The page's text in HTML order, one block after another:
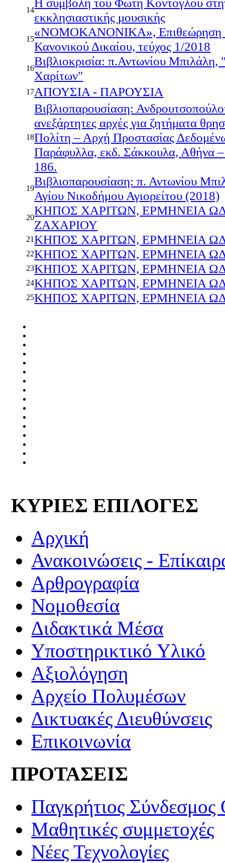
14
εκκλησιαστικής μουσικής
15
«ΝΟΜΟΚΑΝΟΝΙΚΑ», Επιθεώρηση
Κανονικού Δικαίου, τεύχος 1/2018
16
Βιβλιοκρισία: π.Αντωνίου
Χαρίτων"
17ΑΠΟΥΣΙΑ - ΠΑΡΟΥΣΙΑ
18
Βιβλιοπαρουσίαση:
ανεξάρτητες αρχές για ζητήματα
Πολίτη – Αρχή Προστασίας
Παράφυλλα, εκδ. Σάκκουλα, Αθήνα
186.
19
Βιβλιοπαρουσίαση: π. Αντωνίου
Αγίου Νικοδήμου Αγιορείτου (2018)
20
KHΠΟΣ ΧΑΡΙΤΩΝ, ΕΡΜΗΝΕΙΑ
ΖΑΧΑΡΙΟΥ
21KHΠΟΣ ΧΑΡΙΤΩΝ, ΕΡΜΗΝΕΙΑ
22KHΠΟΣ ΧΑΡΙΤΩΝ, ΕΡΜΗΝΕΙΑ
23KHΠΟΣ ΧΑΡΙΤΩΝ, ΕΡΜΗΝΕΙΑ
24KHΠΟΣ ΧΑΡΙΤΩΝ, ΕΡΜΗΝΕΙΑ
25KHΠΟΣ ΧΑΡΙΤΩΝ, ΕΡΜΗΝΕΙΑ
ΚΥΡΙΕΣ ΕΠΙΛΟΓΕΣ
Αρχική
Ανακοινώσεις -
Αρθρογραφία
Νομοθεσία
Διδακτικά Μέσα
Υποστηρικτικό Υλικό
Αξιολόγηση
Αρχείο Πολυμέσων
Δικτυακές Διευθύνσεις
Επικοινωνία
ΠΡΟΤΑΣΕΙΣ
Παγκρήτιος
Μαθητικές συμμετοχές
Νέες Τεχνολογίες